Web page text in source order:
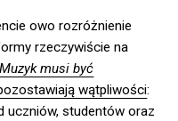
owo rozróżnienie
rzeczywiście na
Muzyk musi być
wątpliwości:
uczniów, studentów oraz